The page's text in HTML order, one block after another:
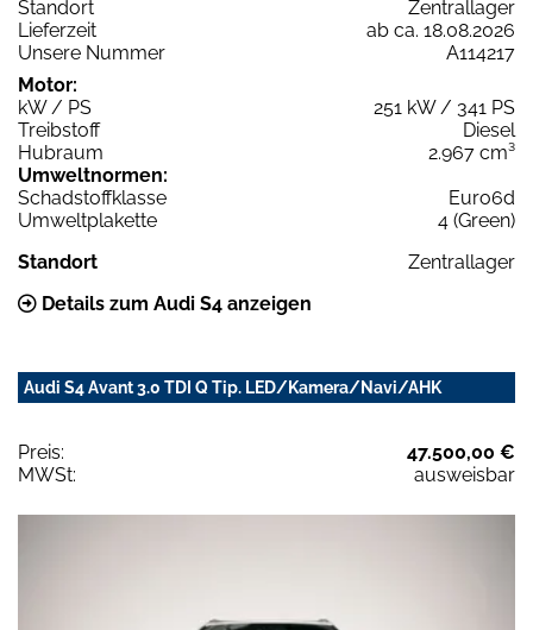
Standort
Zentrallager
Lieferzeit
ab ca. 18.08.2026
Unsere Nummer
A114217
Motor:
kW / PS
251 kW / 341 PS
Treibstoff
Diesel
Hubraum
2.967 cm³
Umweltnormen:
Schadstoffklasse
Euro6d
Umweltplakette
4 (Green)
Standort
Zentrallager
Details zum Audi S4 anzeigen
Audi S4 Avant 3.0 TDI Q Tip. LED/Kamera/Navi/AHK
Preis:
47.500,00 €
MWSt:
ausweisbar